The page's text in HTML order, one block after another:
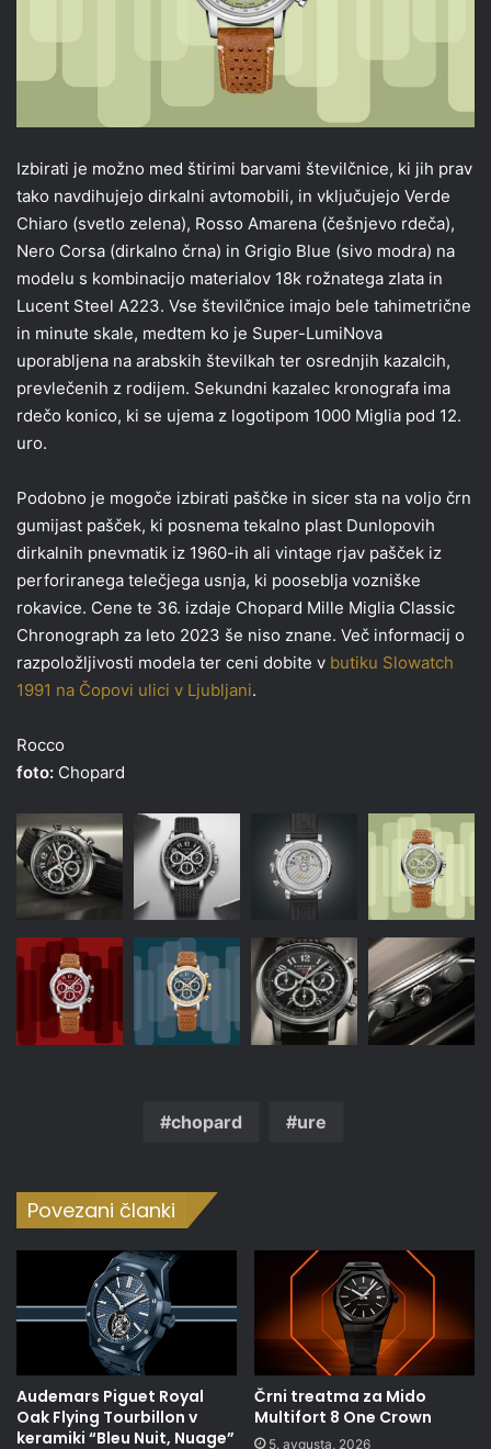
Izbirati je možno med štirimi barvami številčnice, ki jih prav
tako navdihujejo dirkalni avtomobili, in vključujejo Verde
Chiaro (svetlo zelena), Rosso Amarena (češnjevo rdeča),
Nero Corsa (dirkalno črna) in Grigio Blue (sivo modra) na
modelu s kombinacijo materialov 18k rožnatega zlata in
Lucent Steel A223. Vse številčnice imajo bele tahimetrične
in minute skale, medtem ko je Super-LumiNova
uporabljena na arabskih številkah ter osrednjih kazalcih,
prevlečenih z rodijem. Sekundni kazalec kronografa ima
rdečo konico, ki se ujema z logotipom 1000 Miglia pod 12.
uro.
Podobno je mogoče izbirati paščke in sicer sta na voljo črn
gumijast pašček, ki posnema tekalno plast Dunlopovih
dirkalnih pnevmatik iz 1960-ih ali vintage rjav pašček iz
perforiranega telečjega usnja, ki pooseblja vozniške
rokavice. Cene te 36. izdaje Chopard Mille Miglia Classic
Chronograph za leto 2023 še niso znane. Več informacij o
razpoložljivosti modela ter ceni dobite v butiku Slowatch
1991 na Čopovi ulici v Ljubljani.
Rocco
foto: Chopard
chopard ure
Povezani članki
Audemars Piguet Royal
Oak Flying Tourbillon v
keramiki “Bleu Nuit, Nuage”
Črni treatma za Mido
Multifort 8 One Crown
5. avgusta, 2026